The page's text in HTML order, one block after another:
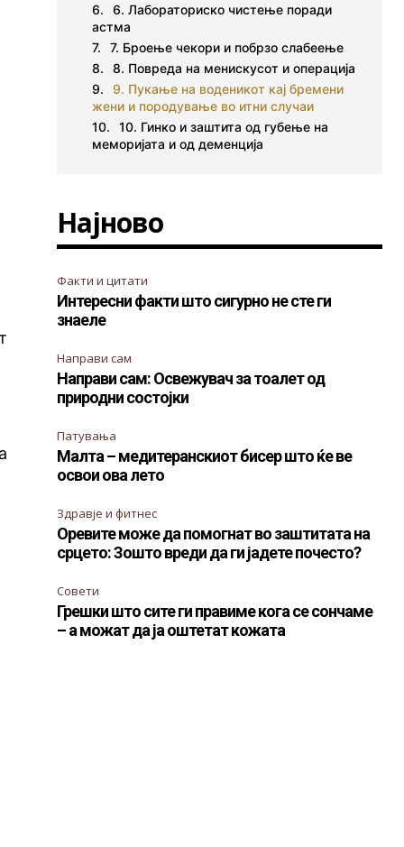
6. Лабораториско чистење поради
астма
7. Броење чекори и побрзо слабеење
8. Повреда на менискусот и операција
9. Пукање на воденикот кај бремени
жени и породување во итни случаи
10. Гинко и заштита од губење на
меморијата и од деменција
Најново
Факти и цитати
Интересни факти што сигурно не сте ги
знаеле
Направи сам
Направи сам: Освежувач за тоалет од
природни состојки
Патувања
Малта – медитеранскиот бисер што ќе ве
освои ова лето
Здравје и фитнес
Оревите може да помогнат во заштитата на
срцето: Зошто вреди да ги јадете почесто?
Совети
Грешки што сите ги правиме кога се сончаме
– а можат да ја оштетат кожата